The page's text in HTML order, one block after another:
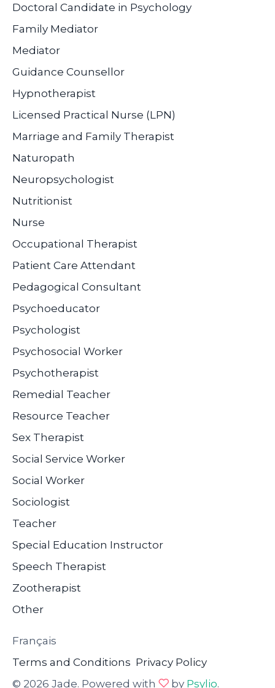
Doctoral Candidate in Psychology
Family Mediator
Mediator
Guidance Counsellor
Hypnotherapist
Licensed Practical Nurse (LPN)
Marriage and Family Therapist
Naturopath
Neuropsychologist
Nutritionist
Nurse
Occupational Therapist
Patient Care Attendant
Pedagogical Consultant
Psychoeducator
Psychologist
Psychosocial Worker
Psychotherapist
Remedial Teacher
Resource Teacher
Sex Therapist
Social Service Worker
Social Worker
Sociologist
Teacher
Special Education Instructor
Speech Therapist
Zootherapist
Other
Français
Terms and Conditions Privacy Policy
© 2026 Jade. Powered with
by Psylio.